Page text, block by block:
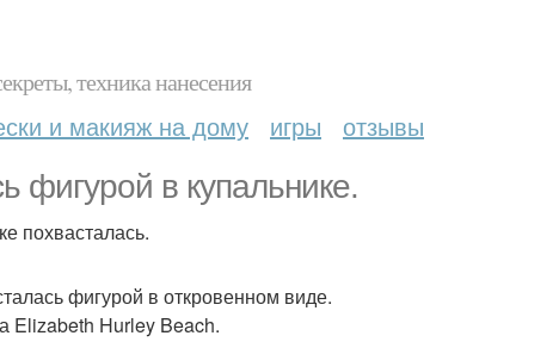
техника нанесения
и макияж на дому игры отзывы
фигурой в купальнике.
похвасталась.
фигурой в откровенном виде.
Elizabeth Hurley Beach.